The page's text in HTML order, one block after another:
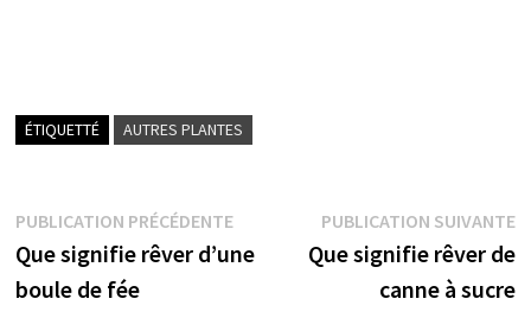
ÉTIQUETTÉ AUTRES PLANTES
Navigation
de
PUBLICATION PRÉCÉDENTEPublication
précédente :
Que signifie rêver d’une
boule de fée
PUBLICATION SUIVANTE
Que signifie rêver de
canne à sucre